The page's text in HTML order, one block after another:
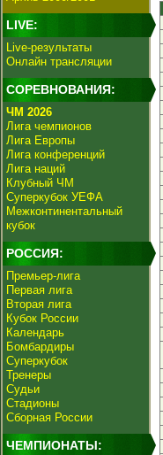
LIVE:
Live-результаты
Онлайн трансляции
СОРЕВНОВАНИЯ:
ЧМ 2026
Лига чемпионов
Лига Европы
Лига конференций
Лига наций
Клубный ЧМ
Суперкубок УЕФА
Межконтинентальный
кубок
РОССИЯ:
Премьер-лига
Первая лига
Вторая лига
Кубок России
Календарь
Бомбардиры
Суперкубок
Тренеры
Судьи
Стадионы
Сборная России
ЧЕМПИОНАТЫ: